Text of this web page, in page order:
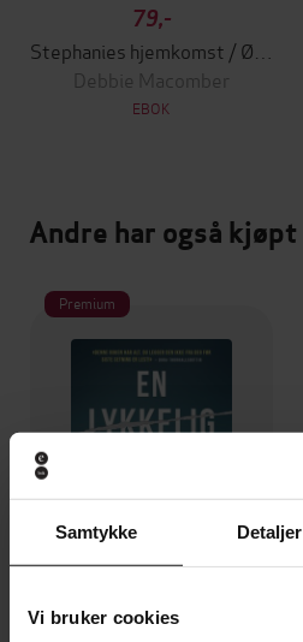
Samtykke Detaljer
Vi bruker cookies
79,-
Debbie Macomber
EBOK
Andre har også kjøpt
Premium